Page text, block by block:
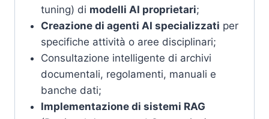
tuning) di modelli AI proprietari;
Creazione di agenti AI specializzati per
specifiche attività o aree disciplinari;
Consultazione intelligente di archivi
documentali, regolamenti, manuali e
banche dati;
Implementazione di sistemi RAG